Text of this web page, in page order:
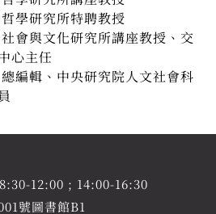
學研究所特聘教授
與文化研究所講座教授、交
心主任
輯、中央研究院人文社會科
12:00 ; 14:00-16:30
號圖書館B1